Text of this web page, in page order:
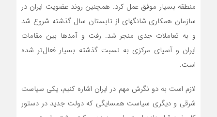
منطقه بسیار موفق عمل کرد. همچنین روند عضویت ایران در
سازمان همکاری شانگهای از تابستان سال گذشته شروع شد
و به تعاملات جدی منجر شد. رفت و آمدها بین مقامات
ایران و آسیای مرکزی به نسبت گذشته بسیار فعال‌تر شده
است.
لازم است به دو نگرش مهم در ایران اشاره کنیم، یکی سیاست
شرقی و دیگری سیاست همسایگی که دولت جدید در دستور